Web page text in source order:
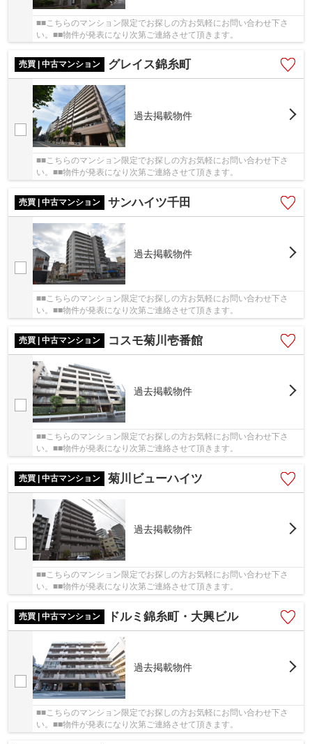
■■こちらのマンション限定でお探しの方お気軽にお問い合わせ下さ
い。■■物件が発表になり次第ご連絡させて頂きます。
売買 | 中古マンション グレイス錦糸町
過去掲載物件
■■こちらのマンション限定でお探しの方お気軽にお問い合わせ下さ
い。■■物件が発表になり次第ご連絡させて頂きます。
売買 | 中古マンション サンハイツ千田
過去掲載物件
■■こちらのマンション限定でお探しの方お気軽にお問い合わせ下さ
い。■■物件が発表になり次第ご連絡させて頂きます。
売買 | 中古マンション コスモ菊川壱番館
過去掲載物件
■■こちらのマンション限定でお探しの方お気軽にお問い合わせ下さ
い。■■物件が発表になり次第ご連絡させて頂きます。
売買 | 中古マンション 菊川ビューハイツ
過去掲載物件
■■こちらのマンション限定でお探しの方お気軽にお問い合わせ下さ
い。■■物件が発表になり次第ご連絡させて頂きます。
売買 | 中古マンション ドルミ錦糸町・大興ビル
過去掲載物件
■■こちらのマンション限定でお探しの方お気軽にお問い合わせ下さ
い。■■物件が発表になり次第ご連絡させて頂きます。